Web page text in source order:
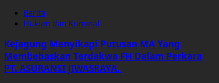
Dugaan
Pemberian
Fasilitas
Ekspor
Berita
Hukum dan Kriminal
Kejagung Menyikapi Putusan MA Yang
Membebaskan Terdakwa FH Dalam Perkara
PT. ASURANSI JIWASRAYA.